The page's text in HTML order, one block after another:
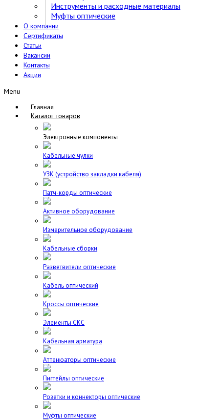
Инструменты и расходные материалы
Муфты оптические
О компании
Сертификаты
Статьи
Вакансии
Контакты
Акции
Menu
Главная
Каталог товаров
Электронные компоненты
Кабельные чулки
УЗК (устройство закладки кабеля)
Патч-корды оптические
Активное оборудование
Измерительное оборудование
Кабельные сборки
Разветвители оптические
Кабель оптический
Кроссы оптические
Элементы СКС
Кабельная арматура
Аттенюаторы оптические
Пигтейлы оптические
Розетки и коннекторы оптические
Муфты оптические